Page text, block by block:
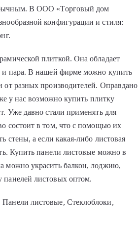
В ООО «Торговый дом
конфигурации и стиля:
плиткой. Она обладает
и пара. В нашей фирме можно купить
от разных производителей. Оправдано
у нас возможно купить плитку
Уже давно стали применять для
состоит в том, что с помощью их
стены, а если какая-либо листовая
Купить панели листовые можно в
можно украсить балкон, лоджию,
листовых оптом.
листовые, Стеклоблоки,